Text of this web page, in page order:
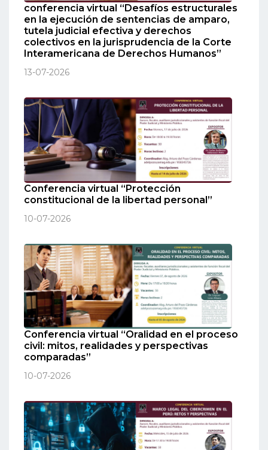
conferencia virtual “Desafíos estructurales
en la ejecución de sentencias de amparo,
tutela judicial efectiva y derechos
colectivos en la jurisprudencia de la Corte
Interamericana de Derechos Humanos”
13-07-2026
Conferencia virtual “Protección
constitucional de la libertad personal”
10-07-2026
Conferencia virtual “Oralidad en el proceso
civil: mitos, realidades y perspectivas
comparadas”
10-07-2026